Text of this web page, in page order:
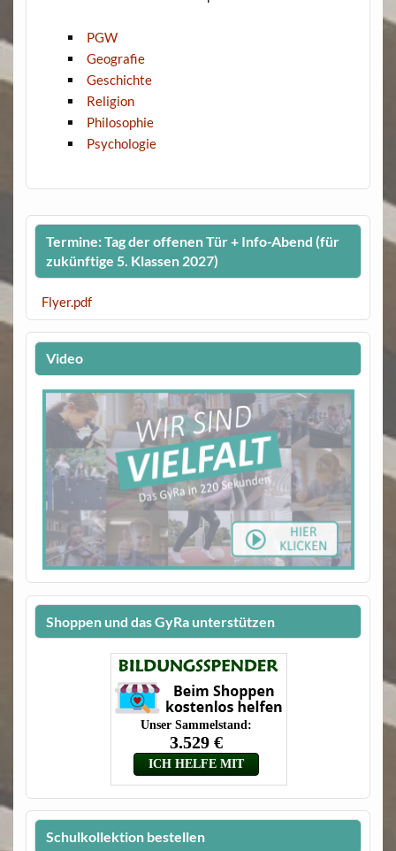
PGW
Geografie
Geschichte
Religion
Philosophie
Psychologie
Termine: Tag der offenen Tür + Info-Abend (für
zukünftige 5. Klassen 2027)
Flyer.pdf
Video
Shoppen und das GyRa unterstützen
Schulkollektion bestellen